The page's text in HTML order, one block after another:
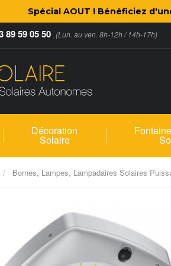
Spécial AOUT ! Bénéficiez
89 59 05 50 (Lun. au ven. 8h-12h / 14h-17h)
Décoration
Solaire
Bornes, Lampes, Lampadaires Solaires